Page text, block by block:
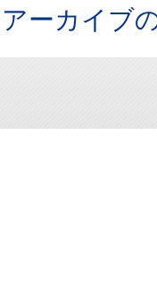
アーカイブ